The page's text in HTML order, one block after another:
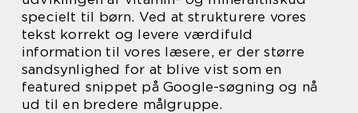
specielt til børn. Ved at strukturere vores
tekst korrekt og levere værdifuld
information til vores læsere, er der større
sandsynlighed for at blive vist som en
featured snippet på Google-søgning og nå
ud til en bredere målgruppe.